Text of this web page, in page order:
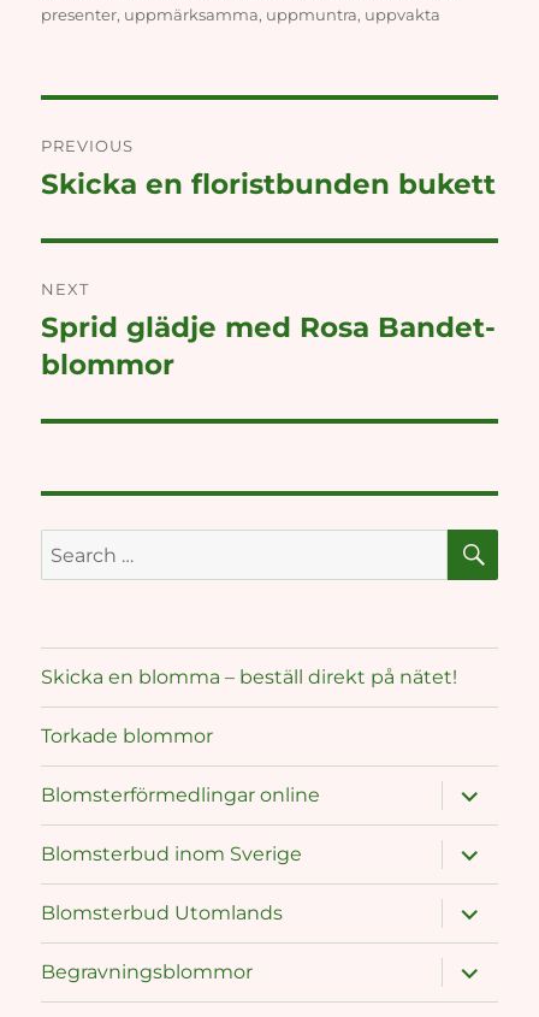
presenter, uppmärksamma, uppmuntra, uppvakta
navigation
PREVIOUS
Previous
Skicka en floristbunden bukett
NEXT
Next
post:
Sprid glädje med Rosa Bandet-
blommor
Search
for:
Skicka en blomma – beställ direkt på nätet!
Torkade blommor
Blomsterförmedlingar online
expand
child
menu
Blomsterbud inom Sverige
expand
child
menu
Blomsterbud Utomlands
expand
child
menu
Begravningsblommor
expand
child
menu